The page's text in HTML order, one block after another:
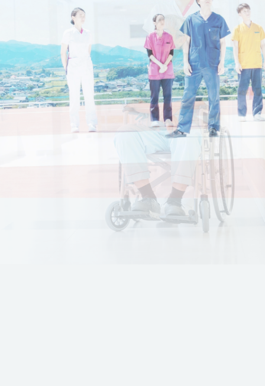
健康診断・人間ドック 交通アクセス
診療案内
病院案内
診療科一覧
施設・設備
採用情報